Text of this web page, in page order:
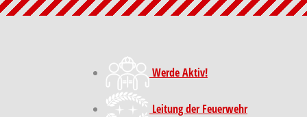
Werde Aktiv!
Leitung der Feuerwehr